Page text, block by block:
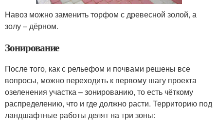
Навоз можно заменить торфом с древесной золой, а
золу – дёрном.
Зонирование
После того, как с рельефом и почвами решены все
вопросы, можно переходить к первому шагу проекта
озеленения участка – зонированию, то есть чёткому
распределению, что и где должно расти. Территорию под
ландшафтные работы делят на три зоны: